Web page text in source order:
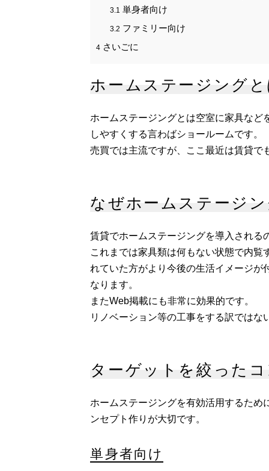
3.1 単身者向け
3.2 ファミリー向け
4 さいごに
ホームステージング
ホームステージングとは空室に家具な
しやすくする言わばショールームです。
売買では主流ですが、ここ最近は賃貸で
なぜホームステージ
賃貸でホームステージングを導入される
これまでは家具類は何もない状態で内
れていた方がより今後の生活イメージ
なります。
またWeb掲載にも非常に効果的です。
リノベーション等の工事をする訳では
ターゲットを絞った
ホームステージングを有効活用するた
ンセプト作りが大切です。
単身者向け